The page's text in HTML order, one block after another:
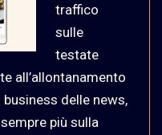
traffico
sulle
testate
all’allontanamento
delle news,
più sulla